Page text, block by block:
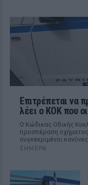
Επιτρέπεται να
λέει ο ΚΟΚ που
Ο Κώδικας Οδικής
προσπέραση οχήματος
συγκεκριμένοι
ΣΉΜΕΡΑ